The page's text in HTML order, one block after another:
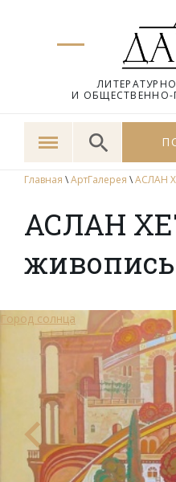
И
Главная \АртГалерея \АСЛАН
АСЛАН
живопись
Город солнца